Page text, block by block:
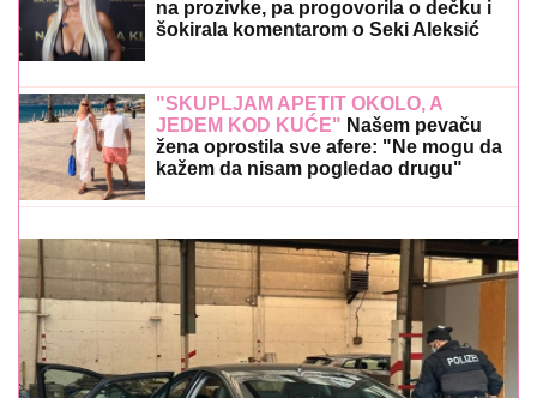
na prozivke, pa progovorila o dečku i
šokirala komentarom o Seki Aleksić
"SKUPLJAM APETIT OKOLO, A
JEDEM KOD KUĆE" Našem pevaču
žena oprostila sve afere: "Ne mogu da
kažem da nisam pogledao drugu"